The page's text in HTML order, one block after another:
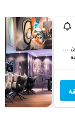
Rheingasse 8, بازل, كانتون بازل شتات, سويسرا